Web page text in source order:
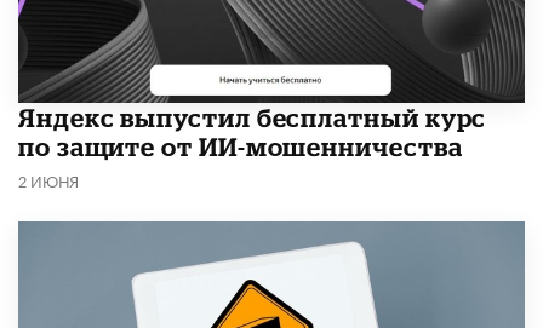
​Яндекс выпустил бесплатный курс
по защите от ИИ-мошенничества
2 ИЮНЯ